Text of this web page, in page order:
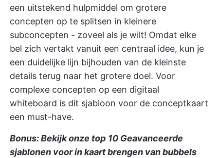
een uitstekend hulpmiddel om grotere
concepten op te splitsen in kleinere
subconcepten - zoveel als je wilt! Omdat elke
bel zich vertakt vanuit een centraal idee, kun je
een duidelijke lijn bijhouden van de kleinste
details terug naar het grotere doel. Voor
complexe concepten op een digitaal
whiteboard is dit sjabloon voor de conceptkaart
een must-have.
Bonus: Bekijk onze top 10 Geavanceerde
sjablonen voor in kaart brengen van bubbels